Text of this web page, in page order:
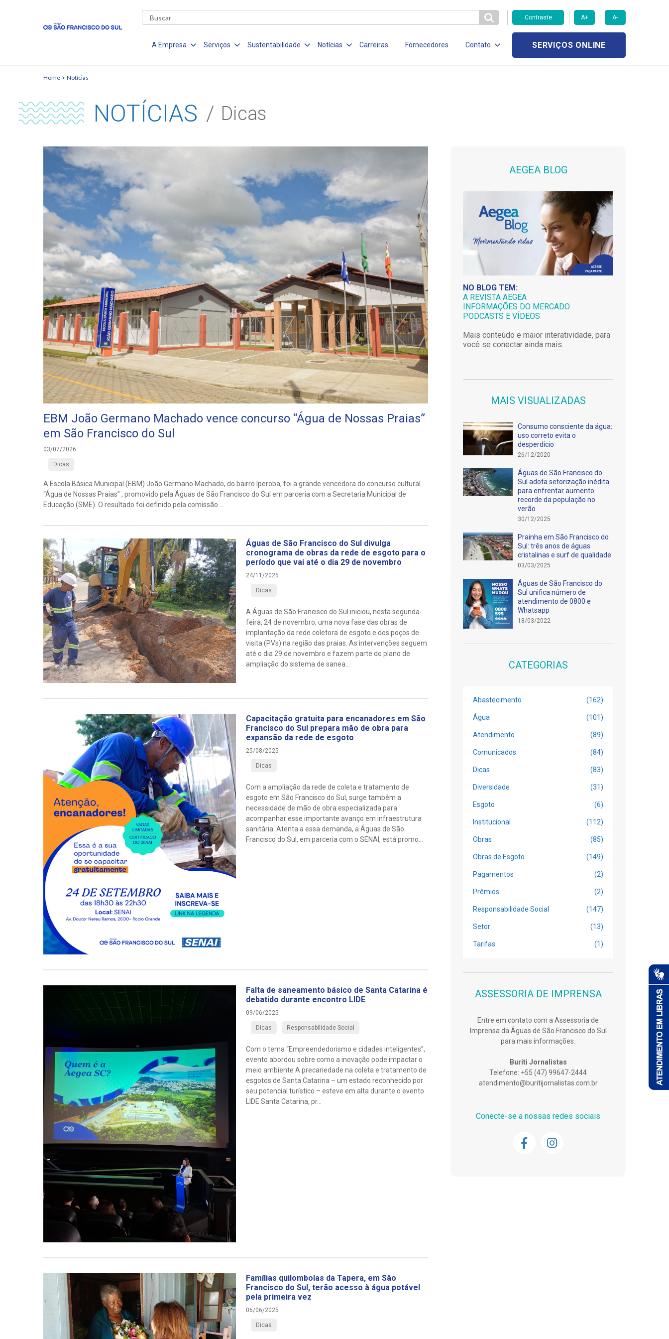
Contraste A+ A-
A Empresa Serviços Sustentabilidade Notícias Carreiras Fornecedores Contato SERVIÇOS ONLINE
Home Notícias
NOTÍCIAS Dicas
EBM João Germano Machado vence concurso “Água de Nossas Praias”
em São Francisco do Sul
03/07/2026
Dicas
A Escola Básica Municipal (EBM) João Germano Machado, do bairro Iperoba, foi a grande vencedora do concurso cultural
“Água de Nossas Praias” , promovido pela Águas de São Francisco do Sul em parceria com a Secretaria Municipal de
Educação (SME). O resultado foi definido pela comissão ...
Águas de São Francisco do Sul divulga
cronograma de obras da rede de esgoto para o
período que vai até o dia 29 de novembro
24/11/2025
Dicas
A Águas de São Francisco do Sul iniciou, nesta segunda-
feira, 24 de novembro, uma nova fase das obras de
implantação da rede coletora de esgoto e dos poços de
visita (PVs) na região das praias. As intervenções seguem
até o dia 29 de novembro e fazem parte do plano de
ampliação do sistema de sanea...
Capacitação gratuita para encanadores em São
Francisco do Sul prepara mão de obra para
expansão da rede de esgoto
25/08/2025
Dicas
Com a ampliação da rede de coleta e tratamento de
esgoto em São Francisco do Sul, surge também a
necessidade de mão de obra especializada para
acompanhar esse importante avanço em infraestrutura
sanitária. Atenta a essa demanda, a Águas de São
Francisco do Sul, em parceria com o SENAI, está promo...
Falta de saneamento básico de Santa Catarina é
debatido durante encontro LIDE
09/06/2025
Dicas Responsabilidade Social
Com o tema “Empreendedorismo e cidades inteligentes”,
evento abordou sobre como a inovação pode impactar o
meio ambiente A precariedade na coleta e tratamento de
esgotos de Santa Catarina – um estado reconhecido por
seu potencial turístico – esteve em alta durante o evento
LIDE Santa Catarina, pr...
Famílias quilombolas da Tapera, em São
Francisco do Sul, terão acesso à água potável
pela primeira vez
06/06/2025
Dicas
AEGEA BLOG
NO BLOG TEM:
A REVISTA AEGEA
INFORMAÇÕES DO MERCADO
PODCASTS E VÍDEOS
Mais conteúdo e maior interatividade, para
você se conectar ainda mais.
MAIS VISUALIZADAS
Consumo consciente da água:
uso correto evita o
desperdício
26/12/2020
Águas de São Francisco do
Sul adota setorização inédita
para enfrentar aumento
recorde da população no
verão
30/12/2025
Prainha em São Francisco do
Sul: três anos de águas
cristalinas e surf de qualidade
03/03/2025
Águas de São Francisco do
Sul unifica número de
atendimento de 0800 e
Whatsapp
18/03/2022
CATEGORIAS
Abastecimento (162)
Água (101)
Atendimento (89)
Comunicados (84)
Dicas (83)
Diversidade (31)
Esgoto (6)
Institucional (112)
Obras (85)
Obras de Esgoto (149)
Pagamentos (2)
Prêmios (2)
Responsabilidade Social (147)
Setor (13)
Tarifas (1)
ASSESSORIA DE IMPRENSA
Entre em contato com a Assessoria de
Imprensa da Águas de São Francisco do Sul
para mais informações.
Buriti Jornalistas
Telefone: +55 (47) 99647-2444
atendimento@buritijornalistas.com.br
Conecte-se a nossas redes sociais